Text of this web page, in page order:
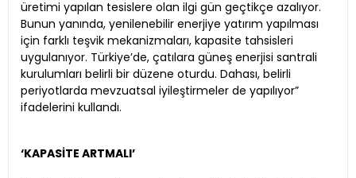
üretimi yapılan tesislere olan ilgi gün geçtikçe azalıyor.
Bunun yanında, yenilenebilir enerjiye yatırım yapılması
için farklı teşvik mekanizmaları, kapasite tahsisleri
uygulanıyor. Türkiye’de, çatılara güneş enerjisi santrali
kurulumları belirli bir düzene oturdu. Dahası, belirli
periyotlarda mevzuatsal iyileştirmeler de yapılıyor”
ifadelerini kullandı.
‘KAPASİTE ARTMALI’